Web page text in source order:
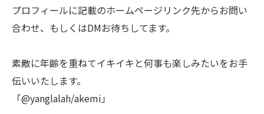
プロフィールに記載のホームページリンク先からお問い
合わせ、もしくはDMお待ちしてます。
素敵に年齢を重ねてイキイキと何事も楽しみたいをお手
伝いいたします。
「@yanglalah/akemi」